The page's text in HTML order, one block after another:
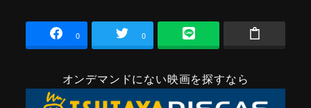
0 0
オンデマンドにない映画を探すなら